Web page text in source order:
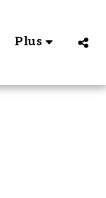
Plus